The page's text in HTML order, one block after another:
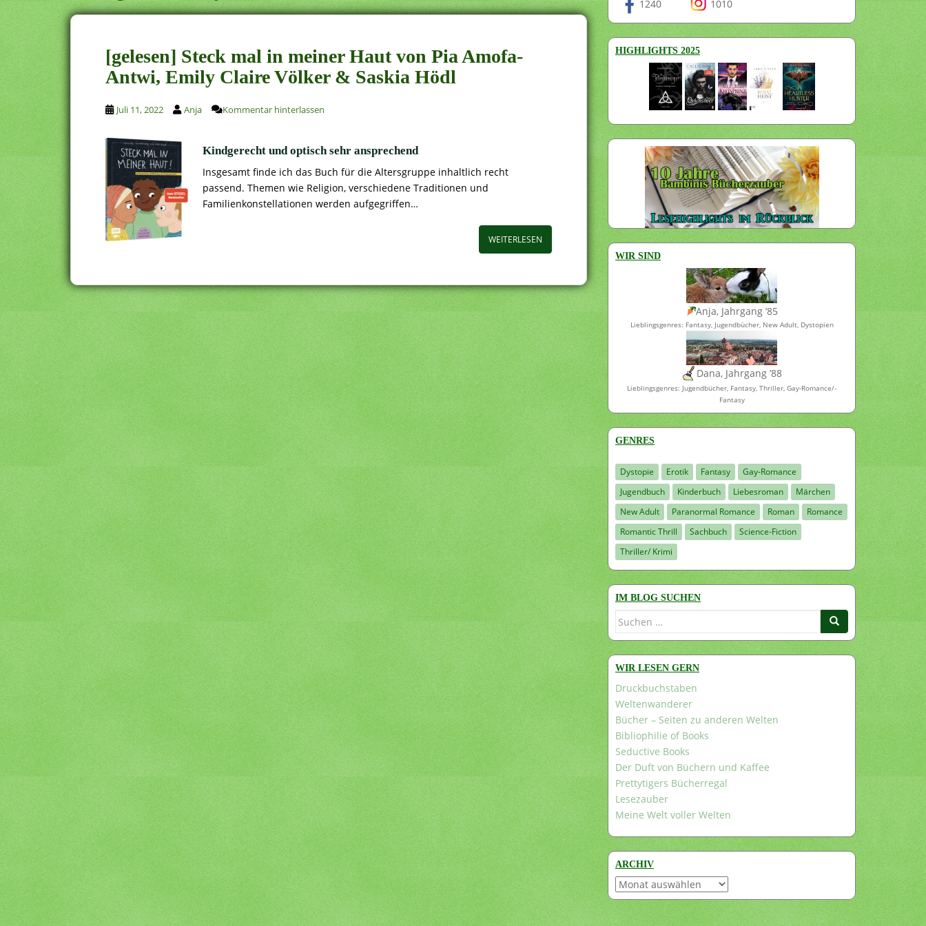
[gelesen] Steck mal in meiner Haut von Pia Amofa-
Antwi, Emily Claire Völker & Saskia Hödl
Juli 11, 2022 Anja Kommentar hinterlassen
Kindgerecht und optisch sehr ansprechend
Insgesamt finde ich das Buch für die Altersgruppe inhaltlich recht
passend. Themen wie Religion, verschiedene Traditionen und
Familienkonstellationen werden aufgegriffen…
WEITERLESEN
1240 1010
HIGHLIGHTS 2025
WIR SIND
Anja, Jahrgang ’85
Lieblingsgenres: Fantasy, Jugendbücher, New Adult, Dystopien
Dana, Jahrgang ’88
Lieblingsgenres: Jugendbücher, Fantasy, Thriller, Gay-Romance/-
Fantasy
GENRES
Dystopie Erotik Fantasy
Gay-Romance
Jugendbuch
Kinderbuch Liebesroman
Märchen
New Adult
Paranormal Romance Roman
Romance
Romantic Thrill
Sachbuch
Science-Fiction
Thriller/ Krimi
IM BLOG SUCHEN
Suchen
WIR LESEN GERN
Druckbuchstaben
Weltenwanderer
Bücher – Seiten zu anderen Welten
Bibliophilie of Books
Seductive Books
Der Duft von Büchern und Kaffee
Prettytigers Bücherregal
Lesezauber
Meine Welt voller Welten
ARCHIV
Archiv